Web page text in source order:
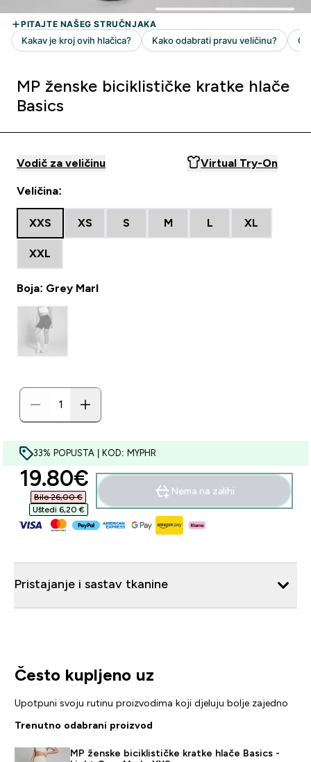
MP ženske biciklističke kratke hlače
Basics
Vodič za veličinu Virtual Try-On
Veličina:
XXS XS S M L XL
XXL
Boja: Grey Marl
33% POPUSTA | KOD: MYPHR
discounted price
19.80€‎
Bilo 26,00 €‎
Uštedi 6,20 €‎
Nema na zalihi
Pristajanje i sastav tkanine
Često kupljeno uz
Upotpuni svoju rutinu proizvodima koji djeluju bolje zajedno
Trenutno odabrani proizvod
MP ženske biciklističke kratke hlače Basics -